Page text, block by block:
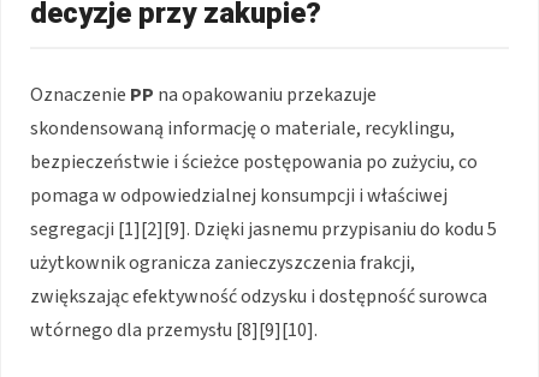
decyzje przy zakupie?
Oznaczenie PP na opakowaniu przekazuje
skondensowaną informację o materiale, recyklingu,
bezpieczeństwie i ścieżce postępowania po zużyciu, co
pomaga w odpowiedzialnej konsumpcji i właściwej
segregacji [1][2][9]. Dzięki jasnemu przypisaniu do kodu 5
użytkownik ogranicza zanieczyszczenia frakcji,
zwiększając efektywność odzysku i dostępność surowca
wtórnego dla przemysłu [8][9][10].